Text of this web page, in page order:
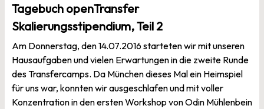
Tagebuch openTransfer
Skalierungsstipendium, Teil 2
Am Donnerstag, den 14.07.2016 starteten wir mit unseren
Hausaufgaben und vielen Erwartungen in die zweite Runde
des Transfercamps. Da München dieses Mal ein Heimspiel
für uns war, konnten wir ausgeschlafen und mit voller
Konzentration in den ersten Workshop von Odin Mühlenbein